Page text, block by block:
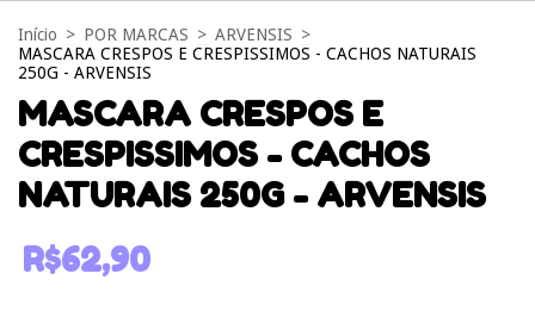
Início > POR MARCAS > ARVENSIS >
MASCARA CRESPOS E CRESPISSIMOS - CACHOS NATURAIS
250G - ARVENSIS
MASCARA CRESPOS E
CRESPISSIMOS - CACHOS
NATURAIS 250G - ARVENSIS
R$62,90